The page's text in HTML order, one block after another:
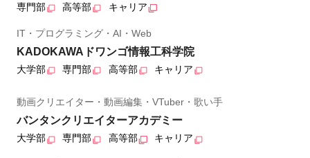
専門部 高等部 キャリア
IT・プログラミング・AI・Web
KADOKAWAドワンゴ情報工科学院
大学部 専門部 高等部 キャリア
動画クリエイター・動画編集・VTuber・歌い手
バンタンクリエイターアカデミー
大学部 専門部 高等部 キャリア